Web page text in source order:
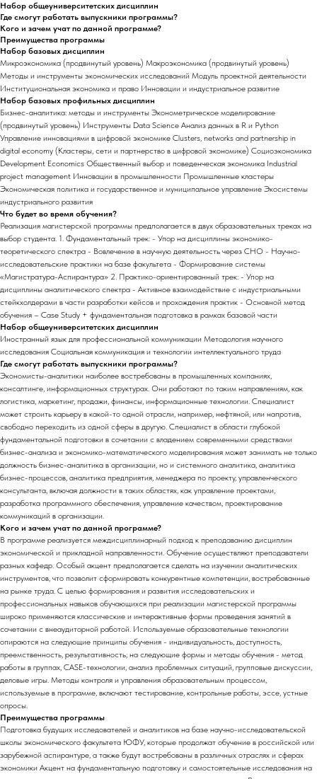
Набор общеуниверситетских дисциплин
Где смогут работать выпускники программы?
Кого и зачем учат по данной программе?
Преимущества программы
Набор базовых дисциплин
Микроэкономика (продвинутый уровень) Макроэкономика (продвинутый уровень)
Методы и инструменты экономических исследований Модуль проектной деятельности
Институциональная экономика и право Инновации и индустриальное развитие
Набор базовых профильных дисциплин
Бизнес-аналитика: методы и инструменты Эконометрическое моделирование
(продвинутый уровень) Инструменты Data Science Анализ данных в R и Python
Управление инновациями в цифровой экономике Clusters, networks and partnership in
digital economy (Кластеры, сети и партнерство в цифровой экономике) Социоэкономика
Development Economics Общественный выбор и поведенческая экономика Industrial
project management Инновации в промышленности Промышленные кластеры
Экономическая политика и государственное и муниципальное управление Экосистемы
индустриального развития
Что будет во время обучения?
Реализация магистерской программы предполагается в двух образовательных треках на
выбор студента. 1. Фундаментальный трек: - Упор на дисциплины экономико-
теоретического спектра - Вовлечение в научную деятельность через СНО - Научно-
исследовательские практики на базе факультета - Формирование системы
«Магистратура-Аспирантура» 2. Практико-ориентированный трек: - Упор на
дисциплины аналитического спектра - Активное взаимодействие с индустриальными
стейкхолдерами в части разработки кейсов и прохождения практик - Основной метод
обучения – Case Study + фундаментальная подготовка в рамках базовой части
Набор общеуниверситетских дисциплин
Иностранный язык для профессиональной коммуникации Методология научного
исследования Социальная коммуникация и технологии интеллектуального труда
Где смогут работать выпускники программы?
Экономисты-аналитики наиболее востребованы в промышленных компаниях,
консалтинге, информационных структурах. Они работают по таким направлениям, как
логистика, маркетинг, продажи, финансы, информационные технологии. Специалист
может строить карьеру в какой-то одной отрасли, например, нефтяной, или напротив,
свободно переходить из одной сферы в другую. Специалист в области глубокой
фундаментальной подготовки в сочетании с владением современными средствами
бизнес-анализа и экономико-математического моделирования может занимать не только
должность бизнес-аналитика в организации, но и системного аналитика, аналитика
бизнес-процессов, аналитика предприятия, менеджера по проекту, управленческого
консультанта, включая должности в таких областях, как управление проектами,
разработка программного обеспечения, управление качеством, проектирование
коммуникаций в организации.
Кого и зачем учат по данной программе?
В программе реализуется междисциплинарный подход к преподаванию дисциплин
экономической и прикладной направленности. Обучение осуществляют преподаватели
разных кафедр. Особый акцент предполагается сделать на изучении аналитических
инструментов, что позволит сформировать конкурентные компетенции, востребованные
на рынке труда. С целью формирования и развития исследовательских и
профессиональных навыков обучающихся при реализации магистерской программы
широко применяются классические и интерактивные формы проведения занятий в
сочетании с внеаудиторной работой. Используемые образовательные технологии
опираются на следующие принципы обучения - индивидуальность, доступность,
преемственность, результативность; на следующие формы и методы обучения - метод
работы в группах, САЅЕ-технологии, анализ проблемных ситуаций, групповые дискуссии,
деловые игры. Методы контроля и управления образовательным процессом,
используемые в программе, включают тестирование, контрольные работы, эссе, устные
опросы.
Преимущества программы
Подготовка будущих исследователей и аналитиков на базе научно-исследовательской
школы экономического факультета ЮФУ, которые продолжат обучение в российской или
зарубежной аспирантуре, а также будут востребованы в различных отраслях и сферах
экономики Акцент на фундаментальную подготовку и самостоятельные исследования на